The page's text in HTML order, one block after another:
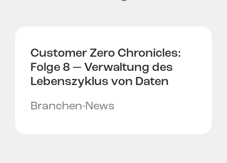
Customer Zero Chronicles:
Folge 8 — Verwaltung des
Lebenszyklus von Daten
Branchen-News